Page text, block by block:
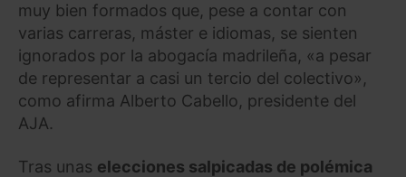
muy bien formados que, pese a contar con
varias carreras, máster e idiomas, se sienten
ignorados por la abogacía madrileña, «a pesar
de representar a casi un tercio del colectivo»,
como afirma Alberto Cabello, presidente del
AJA.
Tras unas elecciones salpicadas de polémica